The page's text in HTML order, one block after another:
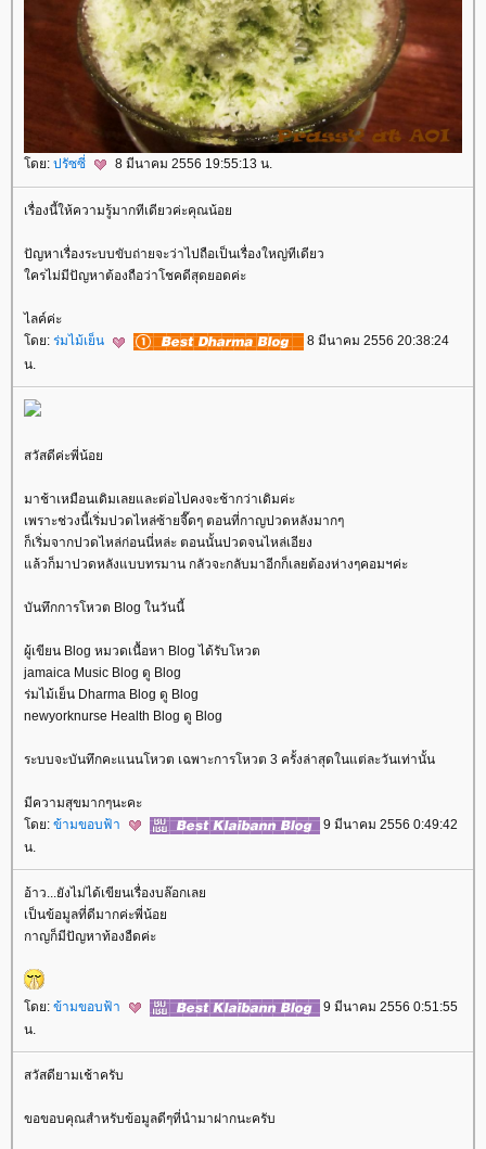
ดย: ปรัซซี่ 8 มีนาคม 2556 19:55:13 น.
เรื่องนี้ให้ความรู้มากทีเดียวค่ะคุณน้อ
ปัญหาเรื่องระบบขับถ่ายจะว่าไปถือเป็นเรื่องใหญ่ทีเดียว
ครไม่มีปัญหาต้องถือว่าโชคดีสุดยอดค่ะ
ไลค์ค่ะ
ดย: ร่มไม้เย็น
8 มีนาคม 2556 20:38:24
น.
สวัสดีค่ะพี่น้อ
มาช้าเหมือนเดิมเลยและต่อไปคงจะช้ากว่าเดิมค่ะ
เพราะช่วงนี้เริ่มปวดไหล่ซ้ายจี๊ดๆ ตอนที่กาญปวดหลังมากๆ
ก็เริ่มจากปวดไหล่ก่อนนี่หล่ะ ตอนนั้นปวดจนไหล่เอียง
ล้วก็มาปวดหลังแบบทรมาน กลัวจะกลับมาอีกก็เลยต้องห่างๆคอมฯค่ะ
บันทึกการโหวต Blog ในวันนี้
ผู้เขียน Blog หมวดเนื้อหา Blog ได้รับโหวต
jamaica Music Blog ดู Blog
ร่มไม้เย็น Dharma Blog ดู Blog
newyorknurse Health Blog ดู Blog
ระบบจะบันทึกคะแนนโหวต เฉพาะการโหวต 3 ครั้งล่าสุดในแต่ละวันเท่านั้น
มีความสุขมากๆนะคะ
ดย: ข้ามขอบฟ้า
9 มีนาคม 2556 0:49:42
น.
อ้าว...ยังไม่ได้เขียนเรื่องบล๊อกเล
เป็นข้อมูลที่ดีมากค่ะพี่น้อ
กาญก็มีปัญหาท้องอืดค่ะ
ดย: ข้ามขอบฟ้า
9 มีนาคม 2556 0:51:55
น.
สวัสดียามเช้าครับ
ขอขอบคุณสำหรับข้อมูลดีๆที่นำมาฝากนะครับ